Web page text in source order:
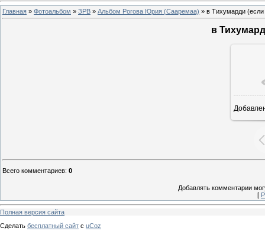
Главная » Фотоальбом » ЗРВ » Альбом Рогова Юрия (Сааремаа) » в Тихумарди
в
Всего комментариев: 0
Добавлять комментарии
[
Полная версия сайта
Сделать бесплатный сайт с uCoz